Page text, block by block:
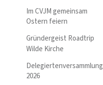
Im CVJM gemeinsam
Ostern feiern
Gründergeist Roadtrip
Wilde Kirche
Delegiertenversammlung
2026